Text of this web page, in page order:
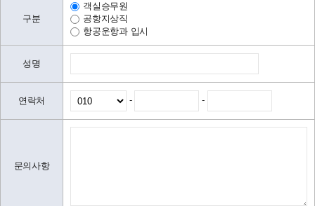
구분
객실승무원
공항지상직
항공운항과 입시
성명
연락처 - -
문의사항